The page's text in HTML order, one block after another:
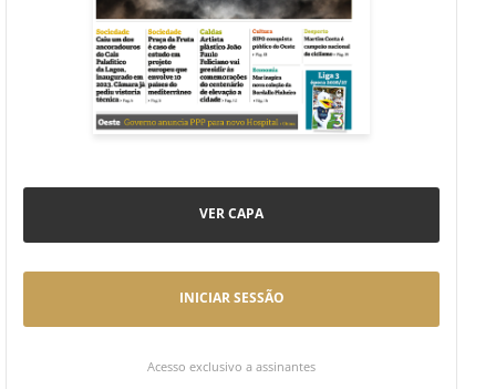
VER CAPA
INICIAR SESSÃO
Acesso exclusivo a assinantes